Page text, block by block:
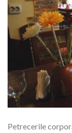
Petrecerile